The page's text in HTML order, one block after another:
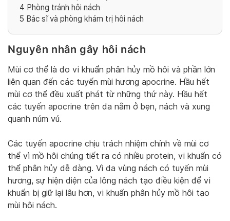
4 Phòng tránh hôi nách
5 Bác sĩ và phòng khám trị hôi nách
Nguyên nhân gây hôi nách
Mùi cơ thể là do vi khuẩn phân hủy mồ hôi và phần lớn
liên quan đến các tuyến mùi hương apocrine. Hầu hết
mùi cơ thể đều xuất phát từ những thứ này. Hầu hết
các tuyến apocrine trên da nằm ở bẹn, nách và xung
quanh núm vú.
Các tuyến apocrine chịu trách nhiệm chính về mùi cơ
thể vì mồ hôi chúng tiết ra có nhiều protein, vi khuẩn có
thể phân hủy dễ dàng. Vì da vùng nách có tuyến mùi
hương, sự hiện diện của lông nách tạo điều kiện để vi
khuẩn bị giữ lại lâu hơn, vi khuẩn phân hủy mồ hôi tạo
mùi hôi nách.